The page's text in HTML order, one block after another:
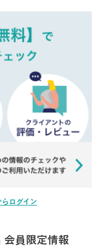
ログイン
会員限定情報